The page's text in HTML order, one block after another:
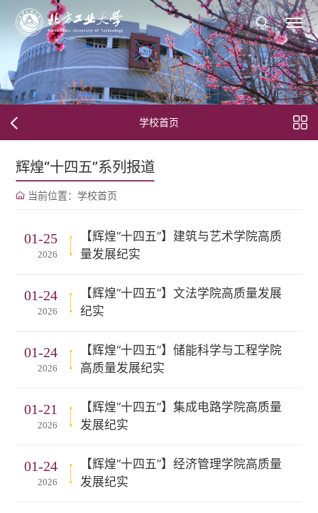
学校首页
辉煌“十四五”系列报道
当前位置： 学校首页
01-25
2026
【辉煌“十四五”】建筑与艺术学院高质
量发展纪实
01-24
2026
【辉煌“十四五”】文法学院高质量发展
纪实
01-24
2026
【辉煌“十四五”】储能科学与工程学院
高质量发展纪实
01-21
2026
【辉煌“十四五”】集成电路学院高质量
发展纪实
01-24
2026
【辉煌“十四五”】经济管理学院高质量
发展纪实